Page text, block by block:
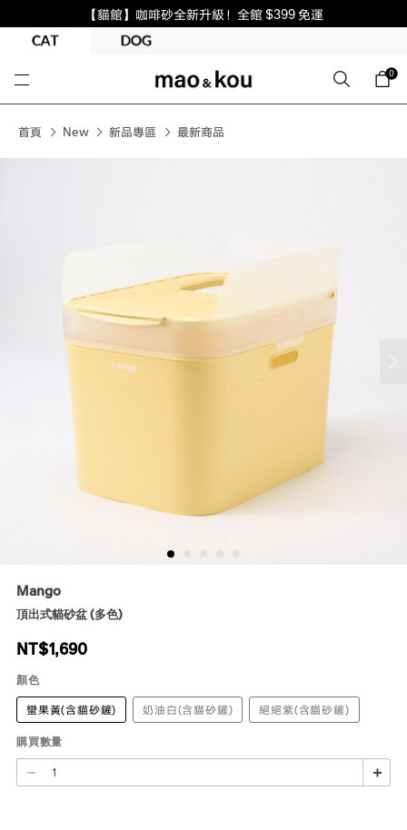
【貓館】咖啡砂全新升級！全館 $399 免運
0
首頁 New 新品專區 最新商品
Mango
頂出式貓砂盆 (多色)
NT$1,690
顏色
蠻果黃(含貓砂鏟)
奶油白(含貓砂鏟) 絕絕紫(含貓砂鏟)
購買數量